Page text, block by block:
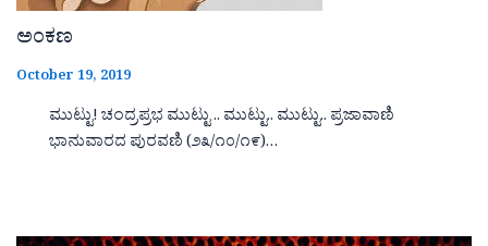
ಅಂಕಣ
October 19, 2019
ಮುಟ್ಟು! ಚಂದ್ರಪ್ರಭ ಮುಟ್ಟು .. ಮುಟ್ಟು.. ಮುಟ್ಟು.. ಪ್ರಜಾವಾಣಿ
ಭಾನುವಾರದ ಪುರವಣಿ (೨೩/೧೦/೧೯)…